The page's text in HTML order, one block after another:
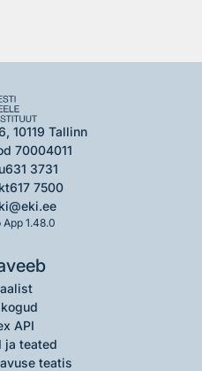
10119 Tallinn
70004011
631 3731
617 7500
1.48.0
API
ja teated
teatis